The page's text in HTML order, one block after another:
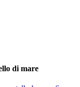
di mare